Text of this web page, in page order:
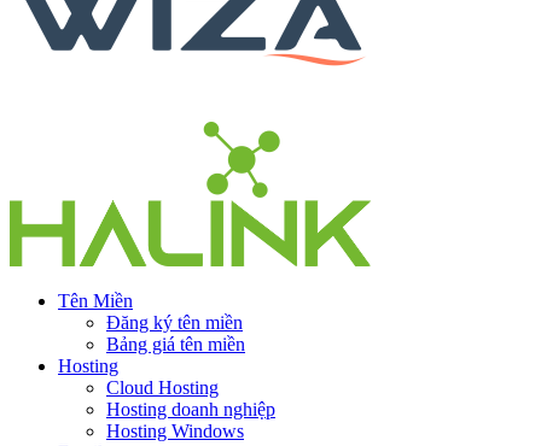
Tên Miền
Đăng ký tên miền
Bảng giá tên miền
Hosting
Cloud Hosting
Hosting doanh nghiệp
Hosting Windows